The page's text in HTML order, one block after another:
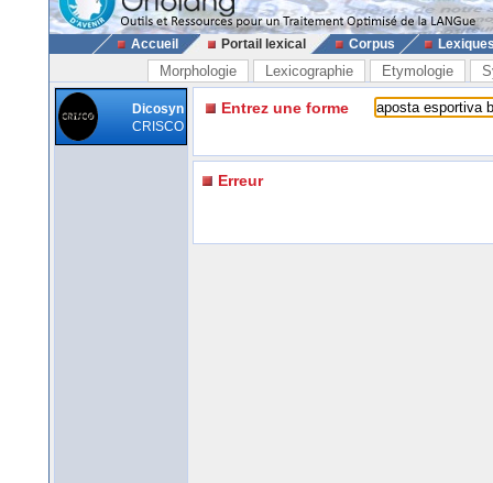
Accueil Portail lexical Corpus
Morphologie Lexicographie Etymologie
Dicosyn
CRISCO
Entrez une forme
Erreur